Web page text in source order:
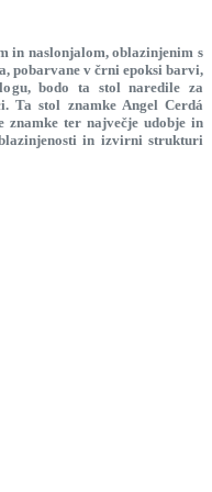
in naslonjalom, oblazinjenim s
pobarvane v črni epoksi barvi,
bodo ta stol naredile za
Ta stol znamke Angel Cerdá
znamke ter največje udobje in
in izvirni strukturi